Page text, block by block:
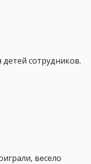
сотрудников.
весело